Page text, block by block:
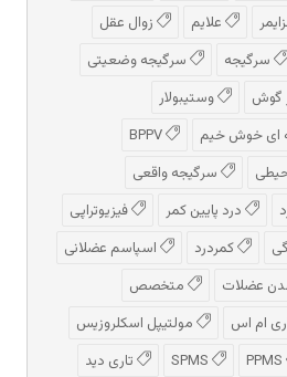
علایم
زوال عقل
سرگیجه
سرگیجه وضعیتی
گوش
وستیبولار
ای خوش خیم
سرگیجه واقعی
درد پایین کمر
فیزیوتراپی
کمردرد
اسپاسم عضلانی
عضلات
متخصص
ام اس
مولتیپل اسکلروزیس
تاری دید